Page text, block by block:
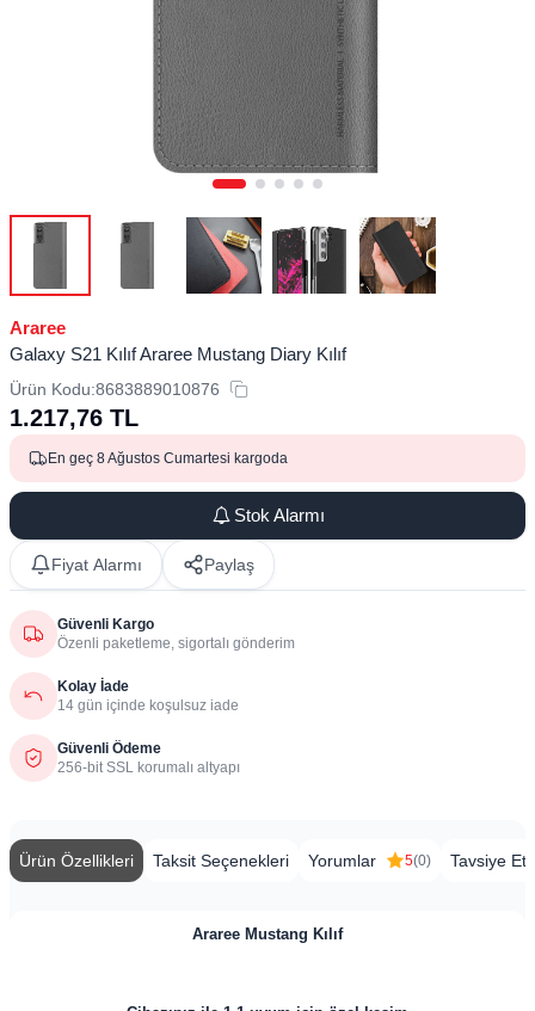
Araree
Galaxy S21 Kılıf Araree Mustang Diary Kılıf
Ürün Kodu:8683889010876
1.217,76 TL
En geç 8 Ağustos Cumartesi kargoda
Stok Alarmı
Fiyat Alarmı Paylaş
Güvenli Kargo
Özenli paketleme, sigortalı gönderim
Kolay İade
14 gün içinde koşulsuz iade
Güvenli Ödeme
256-bit SSL korumalı altyapı
Ürün Özellikleri Taksit Seçenekleri Yorumlar 5(0) Tavsiye Et
Araree Mustang Kılıf